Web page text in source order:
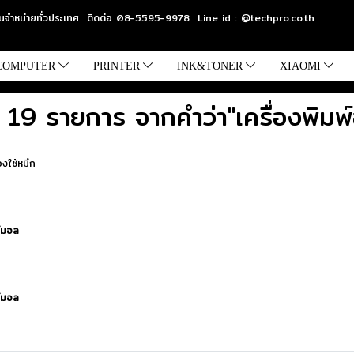
นจำหน่ายทั่วประเทศ ติดต่อ 08-5595-9978 Line id : @techpro.co.th
PRINTER INK&TONER XIAOMI
รายการ จากคำว่า"เครื่องพิม
ใช้หมึก
อล
อล